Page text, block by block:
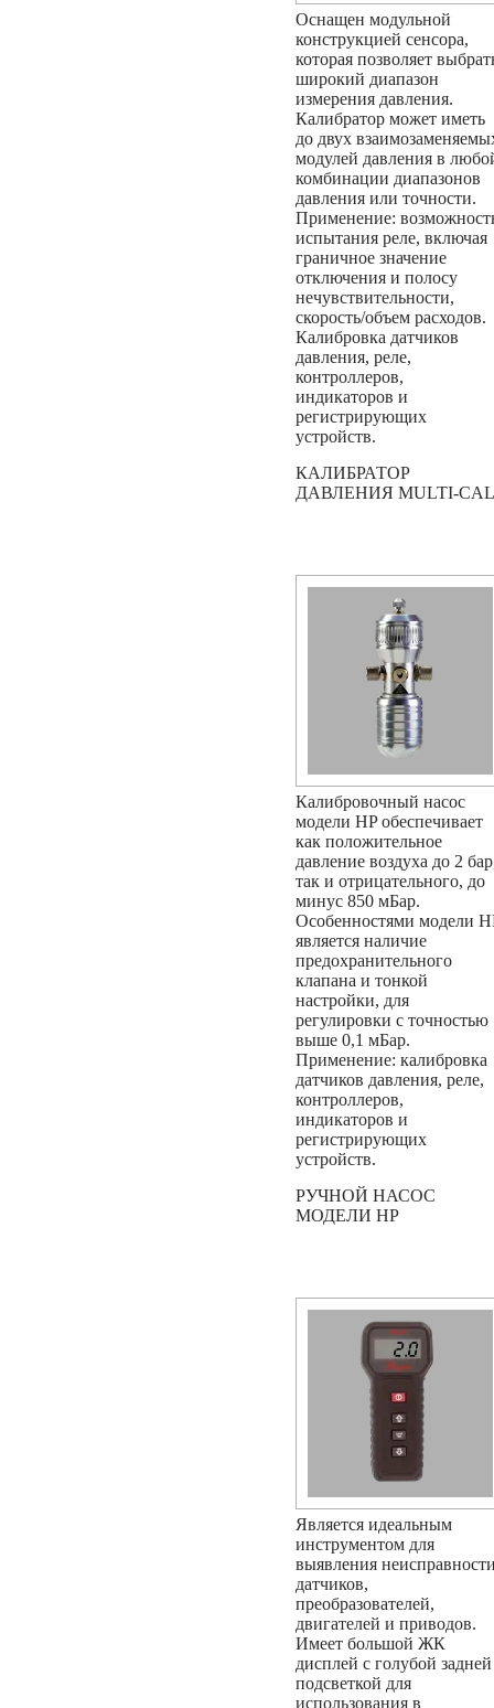
Оснащен модульной
конструкцией сенсора,
которая позволяет
широкий диапазон
измерения давления.
Калибратор может иметь
до двух
модулей давления в
комбинации диапазонов
давления или точности.
Применение:
испытания реле, включая
граничное значение
отключения и полосу
нечувствительности,
скорость/объем расходов.
Калибровка датчиков
давления, реле,
контроллеров,
индикаторов и
регистрирующих
устройств.
КАЛИБРАТОР
ДАВЛЕНИЯ MULTI-CAL
Калибровочный насос
модели HP обеспечивает
как положительное
давление воздуха до 2
так и отрицательного, до
минус 850 мБар.
Особенностями модели
является наличие
предохранительного
клапана и тонкой
настройки, для
регулировки с точностью
выше 0,1 мБар.
Применение: калибровка
датчиков давления, реле,
контроллеров,
индикаторов и
регистрирующих
устройств.
РУЧНОЙ НАСОС
МОДЕЛИ HP
Является идеальным
инструментом для
выявления
датчиков,
преобразователей,
двигателей и приводов.
Имеет большой ЖК
дисплей с голубой задней
подсветкой для
использования в